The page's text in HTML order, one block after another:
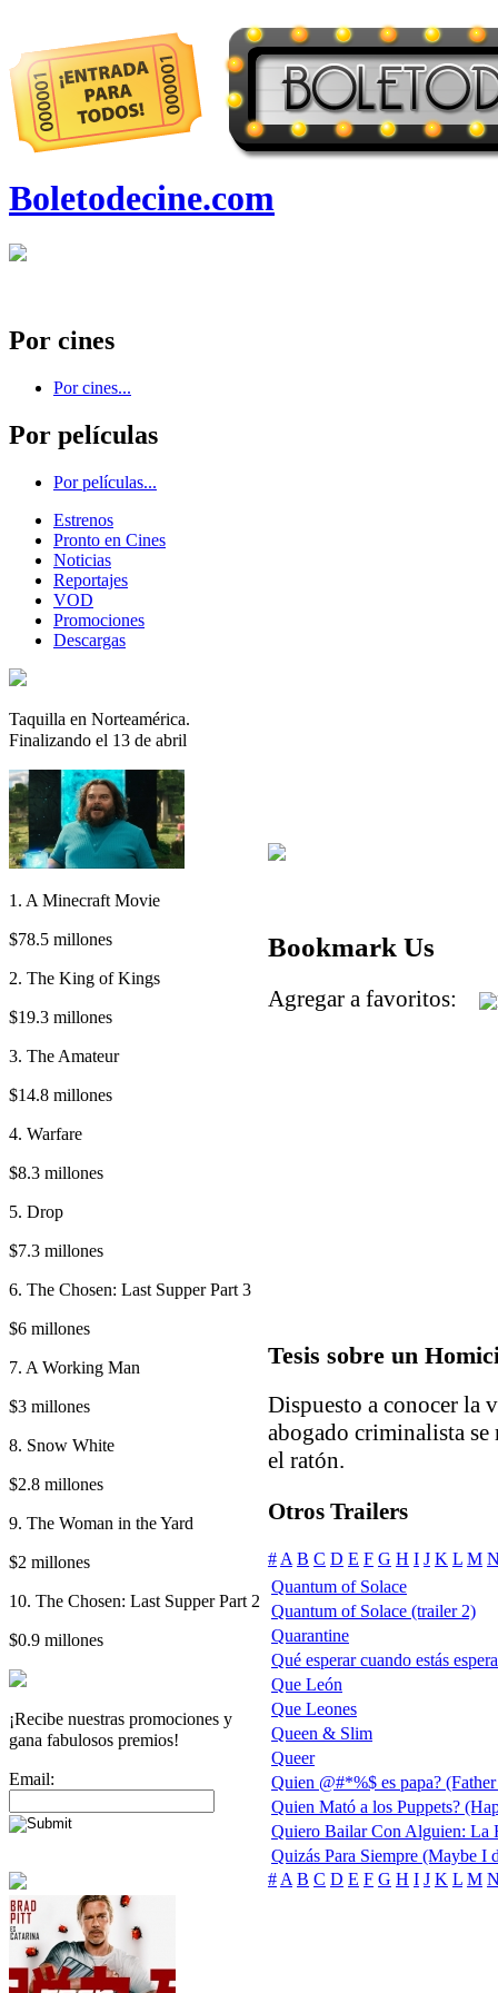
Boletodecine.com
Por cines
Por cines...
Por películas
Por películas...
Estrenos
Pronto en Cines
Noticias
Reportajes
VOD
Promociones
Descargas
Taquilla en Norteamérica.
Finalizando el 13 de abril
1. A Minecraft Movie
$78.5 millones
2. The King of Kings
$19.3 millones
3. The Amateur
$14.8 millones
4. Warfare
$8.3 millones
5. Drop
$7.3 millones
6. The Chosen: Last Supper Part 3
$6 millones
7. A Working Man
$3 millones
8. Snow White
$2.8 millones
9. The Woman in the Yard
$2 millones
10. The Chosen: Last Supper Part 2
$0.9 millones
¡Recibe nuestras promociones y
gana fabulosos premios!
Email:
Bookmark Us
Agregar a favoritos:
Tesis sobre un
Dispuesto a conocer la
abogado criminalista
el ratón.
Otros Trailers
# A B C D E F G H I J K L M
Quantum of Solace
Quantum of Solace (trailer 2)
Quarantine
Qué esperar cuando estás
Que León
Que Leones
Queen & Slim
Queer
Quien @#*%$ es papa?
Quien Mató a los Puppets?
Quiero Bailar Con Alguien: La
Quizás Para Siempre (Maybe I
# A B C D E F G H I J K L M